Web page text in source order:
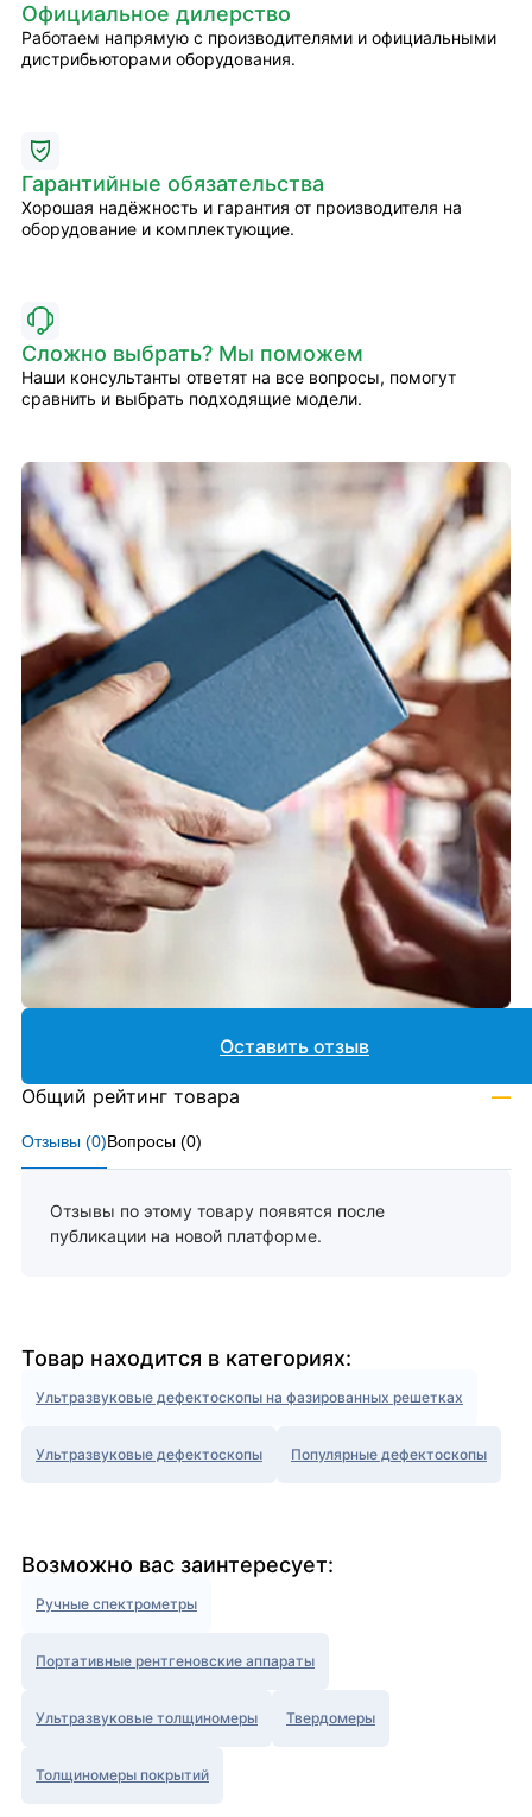
Официальное дилерство
Работаем напрямую с производителями и официальными
дистрибьюторами оборудования.
Гарантийные обязательства
Хорошая надёжность и гарантия от производителя на
оборудование и комплектующие.
Сложно выбрать? Мы поможем
Наши консультанты ответят на все вопросы, помогут
сравнить и выбрать подходящие модели.
Отзывы (0)Вопросы (0)
Отзывы по этому товару появятся после
публикации на новой платформе.
Оставить отзыв
Общий рейтинг товара —
Товар находится в категориях:
Ультразвуковые дефектоскопы на фазированных решетках
Ультразвуковые дефектоскопы Популярные дефектоскопы
Возможно вас заинтересует:
Ручные спектрометры
Портативные рентгеновские аппараты
Ультразвуковые толщиномеры Твердомеры
Толщиномеры покрытий